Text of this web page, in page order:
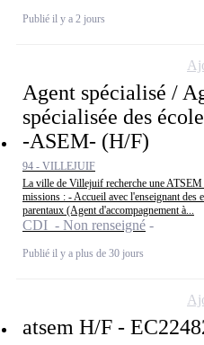
Publié il y a 2 jours
Agent spécialisé /
spécialisée des
-ASEM- (H/F)
94 - VILLEJUIF
La ville de Villejuif recherche une
missions : - Accueil avec l'enseignant des
parentaux (Agent d'accompagnement à...
CDI - Non renseigné
Publié il y a plus de 30 jours
atsem H/F -